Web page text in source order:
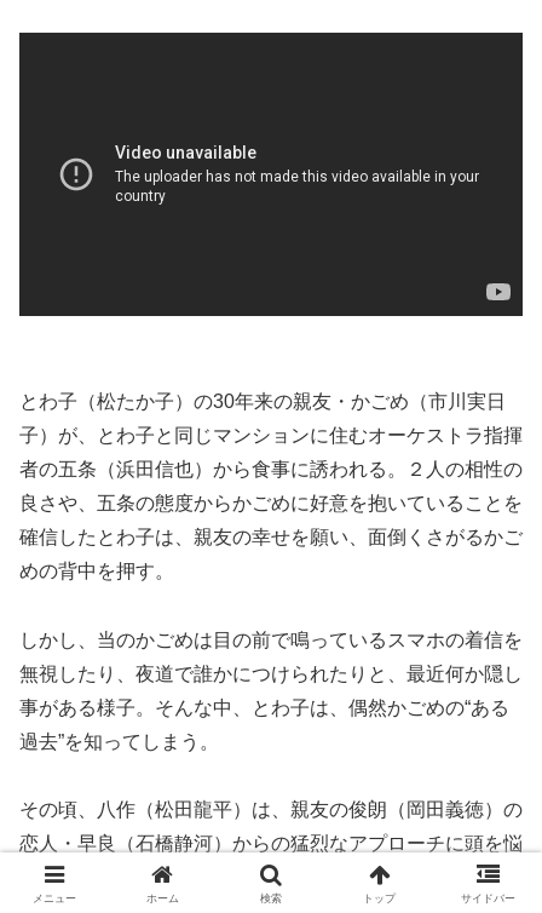
とわ子（松たか子）の30年来の親友・かごめ（市川実日
子）が、とわ子と同じマンションに住むオーケストラ指揮
者の五条（浜田信也）から食事に誘われる。２人の相性の
良さや、五条の態度からかごめに好意を抱いていることを
確信したとわ子は、親友の幸せを願い、面倒くさがるかご
めの背中を押す。
しかし、当のかごめは目の前で鳴っているスマホの着信を
無視したり、夜道で誰かにつけられたりと、最近何か隠し
事がある様子。そんな中、とわ子は、偶然かごめの“ある
過去”を知ってしまう。
その頃、八作（松田龍平）は、親友の俊朗（岡田義徳）の
恋人・早良（石橋静河）からの猛烈なアプローチに頭を悩
ませていた。さらに、早良の浮気を疑い始めた俊朗から３
メニュー ホーム 検索 トップ サイドバー